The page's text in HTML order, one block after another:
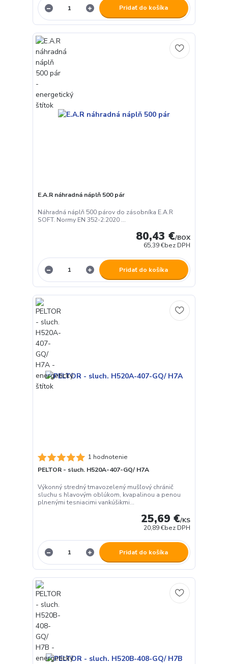
Pridať do košíka
E.A.R náhradná náplň 500 pár
Náhradná náplň 500 párov do zásobníka E.A.R
SOFT. Normy EN 352-2:2020 ...
80,43 €/BOX
65,39 €bez DPH
Pridať do košíka
1 hodnotenie
PELTOR - sluch. H520A-407-GQ/ H7A
Výkonný stredný tmavozelený mušľový chránič
sluchu s hlavovým oblúkom, kvapalinou a penou
plnenými tesniacimi vankúšikmi...
25,69 €/KS
20,89 €bez DPH
Pridať do košíka